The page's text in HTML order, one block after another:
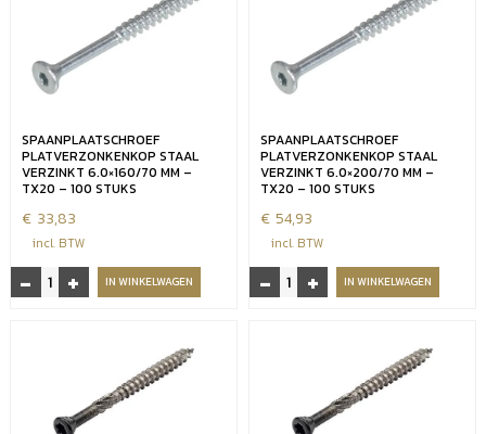
140/70
mm
aantal
SPAANPLAATSCHROEF
PLATVERZONKENKOP STAAL
VERZINKT 6.0×160/70 MM –
TX20 – 100 STUKS
€ 33,83
incl. BTW
-
Spaanplaatschroef
platverzonkenkop
+ IN WINKELWAGEN
SPAANPLAATSCHROEF
PLATVERZONKENKOP STAAL
VERZINKT 6.0×200/70 MM –
TX20 – 100 STUKS
€ 54,93
incl. BTW
-
Spaanplaatschroef
platverzonkenkop
+ IN WINKELWAGEN